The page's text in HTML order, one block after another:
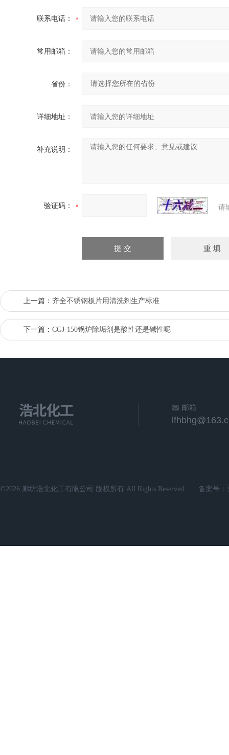
联系电话：
常用邮箱：
省份：
详细地址：
补充说明：
验证码： 请
上一篇： 齐全不锈钢板片用清洗剂生产标准
下一篇： CGJ-150锅炉除垢剂是酸性还是碱性呢
邮箱
©2026 廊坊浩北化工有限公司 版权所有 All Rights Reserved. 备案号：